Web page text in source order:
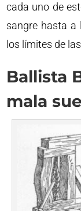
cada uno de
sangre hasta a
los límites de
Ballista
mala